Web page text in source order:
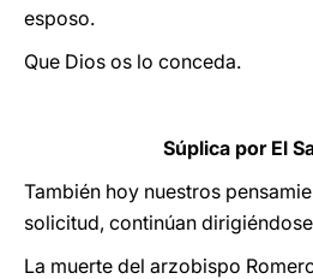
esposo.
Que Dios os lo conceda.
Súplica por El
También hoy nuestros
solicitud, continúan
La muerte del arzobispo